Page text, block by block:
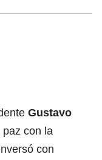
Gustavo
con la
con